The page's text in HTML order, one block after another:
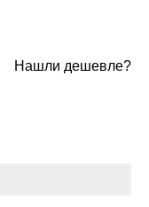
Нашли дешевле?